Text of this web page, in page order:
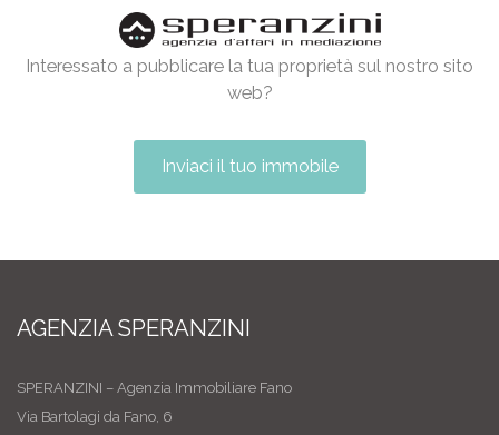
Interessato a pubblicare la tua proprietà sul nostro sito
web?
Inviaci il tuo immobile
AGENZIA SPERANZINI
SPERANZINI – Agenzia Immobiliare Fano
Via Bartolagi da Fano, 6